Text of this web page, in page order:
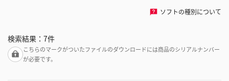
ソフトの種別について
検索結果： 7件
こちらのマークがついたファイルのダウンロードには商品のシリアルナンバー
が必要です。